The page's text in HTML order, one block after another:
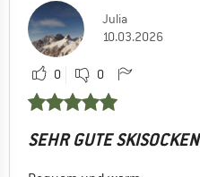
Julia
10.03.2026
0 0
SEHR GUTE SKISOCKEN